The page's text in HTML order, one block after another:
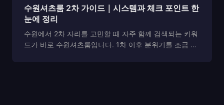
은 어...
수원셔츠룸 2차 가이드｜시스템과 체크 포인트 한
눈에 정리
수원에서 2차 자리를 고민할 때 자주 함께 검색되는 키워
드가 바로 수원셔츠룸입니다. 1차 이후 분위기를 조금 더